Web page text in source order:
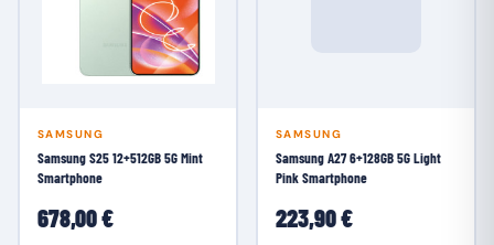
SAMSUNG
Samsung S25 12+512GB 5G Mint
Smartphone
678,00 €
SAMSUNG
Samsung A27 6+128GB 5G Light
Pink Smartphone
223,90 €